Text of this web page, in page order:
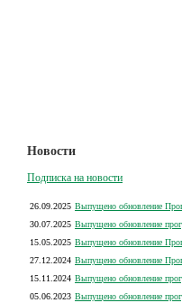
Новости
Подписка на новости
26.09.2025 Выпущено обновление
30.07.2025 Выпущено обновление
15.05.2025 Выпущено обновление
27.12.2024 Выпущено обновление
15.11.2024 Выпущено обновление
05.06.2023 Выпущено обновление